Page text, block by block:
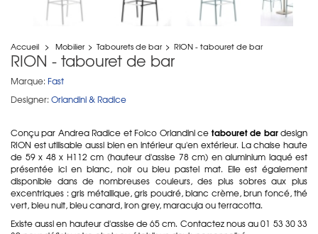
Accueil > Mobilier > Tabourets de bar > RION - tabouret de bar
RION - tabouret de bar
Marque: Fast
Designer: Orlandini & Radice
Conçu par Andrea Radice et Folco Orlandini ce tabouret de bardesign
RION est utilisable aussi bien en intérieur qu'en extérieur. La chaise haute
de 59 x 48 x H112 cm (hauteur d'assise 78 cm) en aluminium laqué est
présentée ici en blanc, noir ou bleu pastel mat. Elle est également
disponible dans de nombreuses couleurs, des plus sobres aux plus
excentriques : gris métallique, gris poudré, blanc crème, brun foncé, thé
vert, bleu nuit, bleu canard, iron grey, maracuja ou terracotta.
Existe aussi en hauteur d'assise de 65 cm. Contactez nous au 01 53 30 33